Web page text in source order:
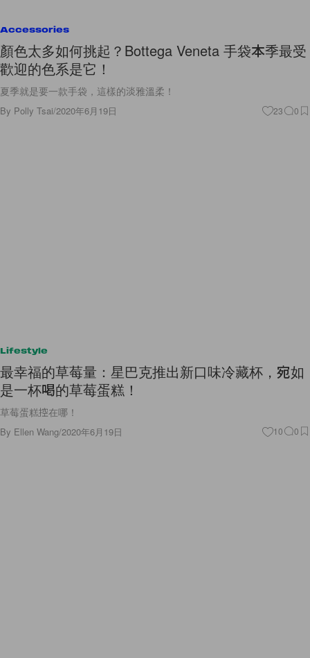
Accessories
顏色太多如何挑起？Bottega Veneta 手袋本季最受
歡迎的色系是它！
夏季就是要一款手袋，這樣的淡雅溫柔！
By Polly Tsai/2020年6月19日 23 0
Lifestyle
最幸福的草莓量：星巴克推出新口味冷藏杯，宛如
是一杯喝的草莓蛋糕！
草莓蛋糕控在哪！
By Ellen Wang/2020年6月19日 10 0